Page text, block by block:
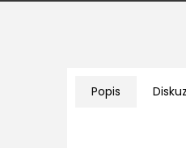
Popis